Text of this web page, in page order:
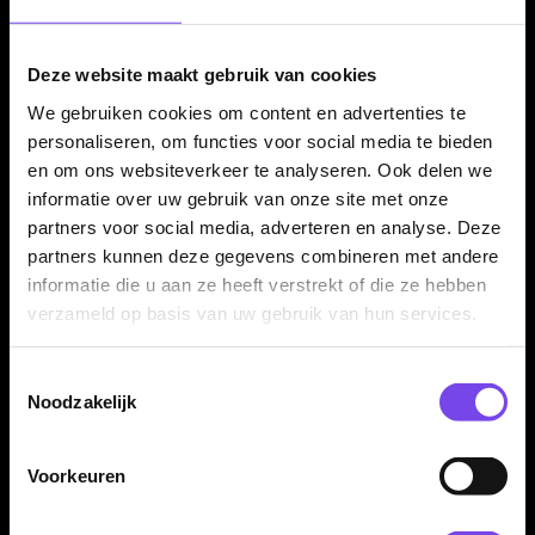
Deze website maakt gebruik van cookies
We gebruiken cookies om content en advertenties te
personaliseren, om functies voor social media te bieden
en om ons websiteverkeer te analyseren. Ook delen we
informatie over uw gebruik van onze site met onze
partners voor social media, adverteren en analyse. Deze
partners kunnen deze gegevens combineren met andere
informatie die u aan ze heeft verstrekt of die ze hebben
verzameld op basis van uw gebruik van hun services.
Noodzakelijk
Voorkeuren
darters die een hoogwaardige steeltip set zoeken met veel
recreatieve spelers en competitiedarters.
Verkrijgbaar in 23 en 25 gram
De BULL'S Leon Weber 90% dartpijlen zijn verkrijgbaar in 23
en 25 gram. Daarmee kun je kiezen tussen twee populaire
steeltip gewichten binnen dezelfde Leon Weber barrelstijl.